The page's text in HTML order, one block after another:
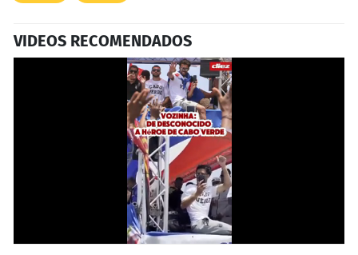
VIDEOS RECOMENDADOS